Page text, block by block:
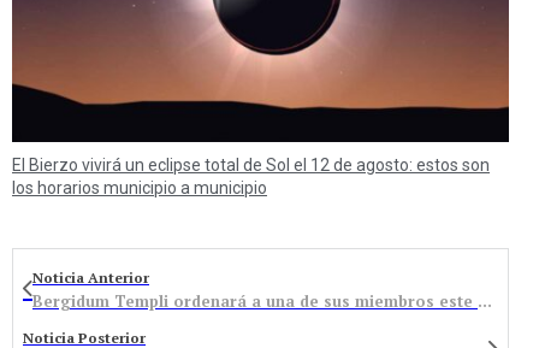
El Bierzo vivirá un eclipse total de Sol el 12 de agosto: estos son
los horarios municipio a municipio
Noticia Anterior
Bergidum Templi ordenará a una de sus miembros este sábado en la iglesia de Castropodame
Noticia Posterior